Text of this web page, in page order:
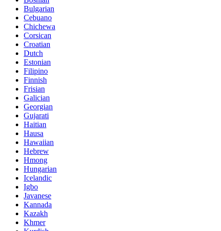
Bulgarian
Cebuano
Chichewa
Corsican
Croatian
Dutch
Estonian
Filipino
Finnish
Frisian
Galician
Georgian
Gujarati
Haitian
Hausa
Hawaiian
Hebrew
Hmong
Hungarian
Icelandic
Igbo
Javanese
Kannada
Kazakh
Khmer